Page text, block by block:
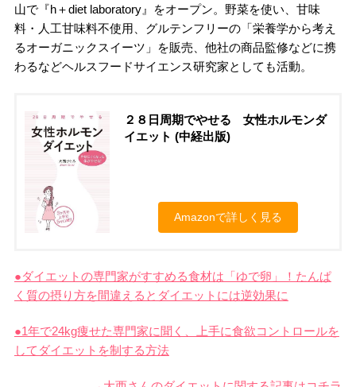
山で『h＋diet laboratory』をオープン。野菜を使い、甘味
料・人工甘味料不使用、グルテンフリーの「栄養学から考え
るオーガニックスイーツ」を販売、他社の商品監修などに携
わるなどヘルスフードサイエンス研究家としても活動。
２８日周期でやせる 女性ホルモンダ
イエット (中経出版)
Amazonで詳しく見る
●ダイエットの専門家がすすめる食材は「ゆで卵」！たんぱ
く質の摂り方を間違えるとダイエットには逆効果に
●1年で24kg痩せた専門家に聞く、上手に食欲コントロールを
してダイエットを制する方法